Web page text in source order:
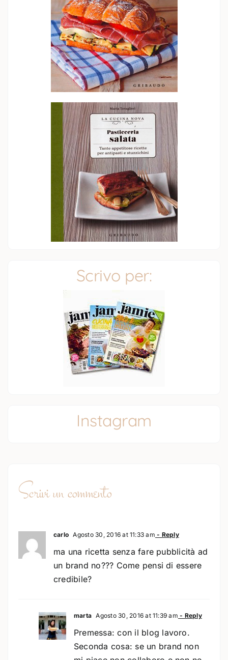
Scrivo per:
Instagram
Scrivi un commento
carlo Agosto 30, 2016 at 11:33 am - Reply
ma una ricetta senza fare pubblicità ad
un brand no??? Come pensi di essere
credibile?
marta Agosto 30, 2016 at 11:39 am - Reply
Premessa: con il blog lavoro.
Seconda cosa: se un brand non